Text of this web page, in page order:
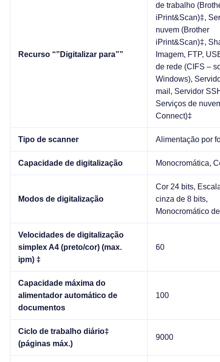
Recurso “”Digitalizar para””
de trabalho
iPrint&Scan)‡,
nuvem (Brother
iPrint&Scan)‡,
Imagem, FTP,
de rede (CIFS –
Windows),
mail, Servidor
Serviços de
Connect)‡
Tipo de scanner Alimentação por
Capacidade de digitalização Monocromática,
Modos de digitalização
Cor 24 bits,
cinza de 8 bits,
Monocromático
Velocidades de digitalização
simplex A4 (preto/cor) (max.
ipm) ‡
60
Capacidade máxima do
alimentador automático de
documentos
100
Ciclo de trabalho diário‡
(páginas máx.)
9000